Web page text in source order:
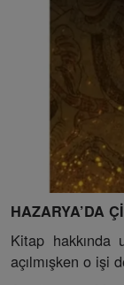
HAZARYA’DA
Kitap hakkında
açılmışken o işi